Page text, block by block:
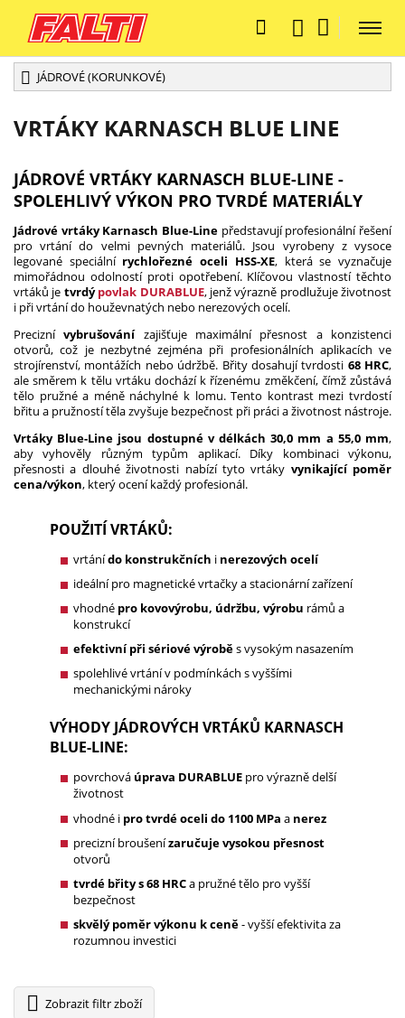
JÁDROVÉ (KORUNKOVÉ)
VRTÁKY KARNASCH BLUE LINE
JÁDROVÉ VRTÁKY KARNASCH BLUE-LINE -
SPOLEHLIVÝ VÝKON PRO TVRDÉ MATERIÁLY
Jádrové vrtáky Karnasch Blue-Line představují profesionální řešení
pro vrtání do velmi pevných materiálů. Jsou vyrobeny z vysoce
legované speciální rychlořezné oceli HSS-XE, která se vyznačuje
mimořádnou odolností proti opotřebení. Klíčovou vlastností těchto
vrtáků je tvrdýpovlak DURABLUE, jenž výrazně prodlužuje životnost
i při vrtání do houževnatých nebo nerezových ocelí.
Preciznívybrušovánízajišťuje maximální přesnost a konzistenci
otvorů, což je nezbytné zejména při profesionálních aplikacích ve
strojírenství, montážích nebo údržbě. Břity dosahují tvrdosti 68 HRC,
ale směrem k tělu vrtáku dochází k řízenému změkčení, čímž zůstává
tělo pružné a méně náchylné k lomu. Tento kontrast mezi tvrdostí
břitu a pružností těla zvyšuje bezpečnost při práci a životnost nástroje.
Vrtáky Blue-Line jsou dostupné v délkách 30,0 mm a 55,0 mm,
aby vyhověly různým typům aplikací. Díky kombinaci výkonu,
přesnosti a dlouhé životnosti nabízí tyto vrtáky vynikající poměr
cena/výkon, který ocení každý profesionál.
POUŽITÍ VRTÁKŮ:
vrtánído konstrukčních i nerezových ocelí
ideální pro magnetické vrtačky a stacionární zařízení
vhodné pro kovovýrobu, údržbu, výrobu rámů a
konstrukcí
efektivní při sériové výroběs vysokým nasazením
spolehlivé vrtání v podmínkách s vyššími
mechanickými nároky
VÝHODY JÁDROVÝCH VRTÁKŮ KARNASCH
BLUE-LINE:
povrchová úprava DURABLUE pro výrazně delší
životnost
vhodné i pro tvrdé oceli do 1100 MPa a nerez
precizní broušenízaručuje vysokou přesnost
otvorů
tvrdé břity s 68 HRCa pružné tělo pro vyšší
bezpečnost
skvělý poměr výkonu k ceně- vyšší efektivita za
rozumnou investici
Zobrazitfiltr zboží